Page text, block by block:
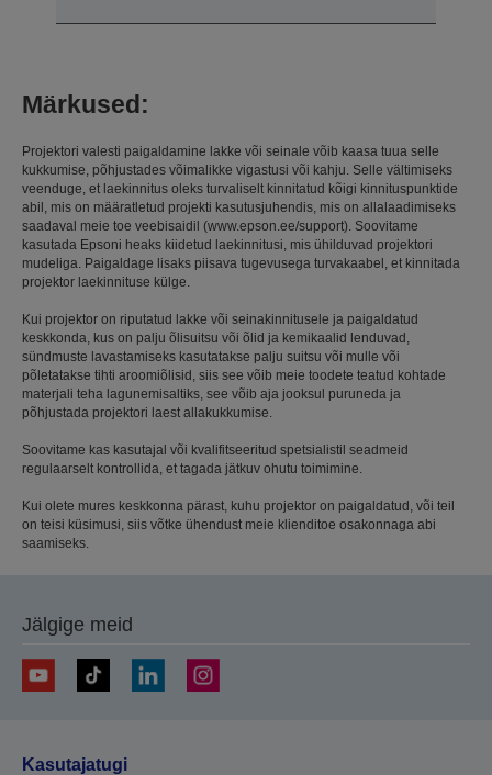
Märkused:
Projektori valesti paigaldamine lakke või seinale võib kaasa tuua selle
kukkumise, põhjustades võimalikke vigastusi või kahju. Selle vältimiseks
veenduge, et laekinnitus oleks turvaliselt kinnitatud kõigi kinnituspunktide
abil, mis on määratletud projekti kasutusjuhendis, mis on allalaadimiseks
saadaval meie toe veebisaidil (www.epson.ee/support). Soovitame
kasutada Epsoni heaks kiidetud laekinnitusi, mis ühilduvad projektori
mudeliga. Paigaldage lisaks piisava tugevusega turvakaabel, et kinnitada
projektor laekinnituse külge.
Kui projektor on riputatud lakke või seinakinnitusele ja paigaldatud
keskkonda, kus on palju õlisuitsu või õlid ja kemikaalid lenduvad,
sündmuste lavastamiseks kasutatakse palju suitsu või mulle või
põletatakse tihti aroomiõlisid, siis see võib meie toodete teatud kohtade
materjali teha lagunemisaltiks, see võib aja jooksul puruneda ja
põhjustada projektori laest allakukkumise.
Soovitame kas kasutajal või kvalifitseeritud spetsialistil seadmeid
regulaarselt kontrollida, et tagada jätkuv ohutu toimimine.
Kui olete mures keskkonna pärast, kuhu projektor on paigaldatud, või teil
on teisi küsimusi, siis võtke ühendust meie klienditoe osakonnaga abi
saamiseks.
Jälgige meid
Kasutajatugi